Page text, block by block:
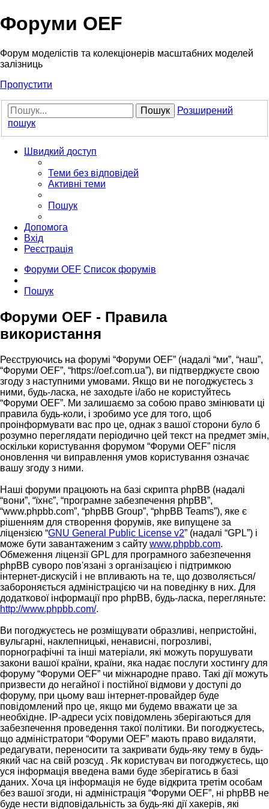
Форуми OEF
Форум моделістів та колекціонерів масштабних моделей
залізниць
Пропустити
Пошук
Розширений
пошук
Швидкий доступ
Теми без відповідей
Активні теми
Пошук
Допомога
Вхід
Реєстрація
Форуми OEF Список форумів
Пошук
Форуми OEF - Правила
використання
Реєструючись на форумі “Форуми OEF” (надалі “ми”, “наш”,
“Форуми OEF”, “https://oef.com.ua”), ви підтверджуєте свою
згоду з наступними умовами. Якщо ви не погоджуєтесь з
ними, будь-ласка, не заходьте і/або не користуйтесь
“Форуми OEF”. Ми залишаємо за собою право змінювати ці
правила будь-коли, і зробимо усе для того, щоб
проінформувати вас про це, однак з вашої сторони було б
розумно переглядати періодично цей текст на предмет змін,
оскільки користування форумом “Форуми OEF” після
оновлення чи виправлення умов користування означає
вашу згоду з ними.
Наші форуми працюють на базі скрипта phpBB (надалі
“вони”, “їхнє”, “програмне забезпечення phpBB”,
“www.phpbb.com”, “phpBB Group”, “phpBB Teams”), яке є
рішенням для створення форумів, яке випущене за
ліцензією “GNU General Public License v2” (надалі “GPL”) і
може бути завантаженим з сайту www.phpbb.com.
Обмеження ліцензії GPL для програмного забезпечення
phpBB суворо пов'язані з організацією і підтримкою
інтернет-дискусій і не впливають на те, що дозволяється/
забороняється адміністрацією чи на поведінку в них. Для
додаткової інформації про phpBB, будь-ласка, перегляньте:
http://www.phpbb.com/.
Ви погоджуєтесь не розміщувати образливі, непристойні,
вульгарні, наклепницькі, ненависні, погрозливі,
порнографічні та інші матеріали, які можуть порушувати
закони вашої країни, країни, яка надає послуги хостингу для
форуму “Форуми OEF” чи міжнародне право. Такі дії можуть
призвести до негайної і постійної відмови у доступі до
форуму, при цьому ваш інтернет-провайдер буде
повідомлений про це, якщо ми будемо вважати це за
необхідне. IP-адреси усіх повідомлень зберігаються для
забезпечення проведення такої політики. Ви погоджуєтесь,
що адміністратори “Форуми OEF” мають право видаляти,
редагувати, переносити та закривати будь-яку тему в будь-
який час на свій розсуд . Як користувач ви погоджуєтесь, що
уся інформація введена вами буде зберігатись в базі
даних. Хоча ця інформація не буде відкрита третім особам
без вашої згоди, ні адміністрація “Форуми OEF”, ні phpBB не
буде нести відповідальність за будь-які дії хакерів, які